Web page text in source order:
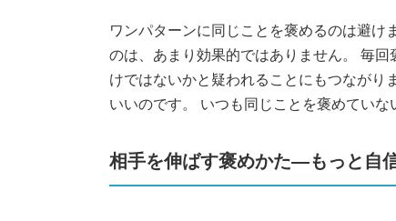
ワンパターンに同じことを褒めるのは避け
のは、あまり効果的ではありません。 毎
けではないかと疑われることにもつながり
いいのです。 いつも同じことを褒めていな
相手を伸ばす褒めかた―もっと自